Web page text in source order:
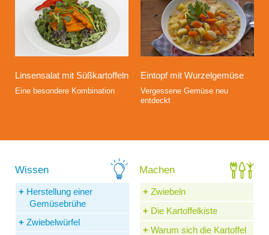
Linsensalat mit Süßkartoffeln
Eine besondere Kombination
Eintopf mit Wurzelgemüse
Vergessene Gemüse neu
entdeckt
Herstellung einer
Gemüsebrühe
Zwiebelwürfel
Zwiebeln
Die Kartoffelkiste
Warum sich die Kartoffel